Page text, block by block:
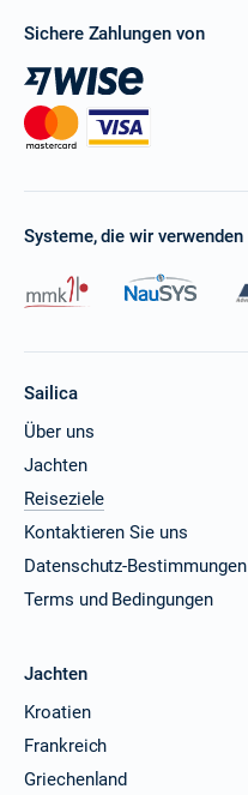
Sichere Zahlungen von
Systeme, die wir verwenden
Sailica
Über uns
Jachten
Reiseziele
Kontaktieren Sie uns
Datenschutz-Bestimmungen
Terms und Bedingungen
Jachten
Kroatien
Frankreich
Griechenland